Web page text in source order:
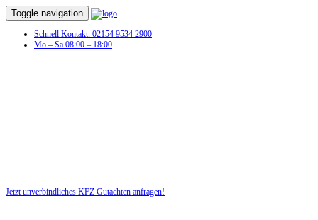
Toggle navigation
Schnell Kontakt: 02154 9534 2900
Mo – Sa 08:00 – 18:00
Jetzt unverbindliches KFZ Gutachten anfragen!